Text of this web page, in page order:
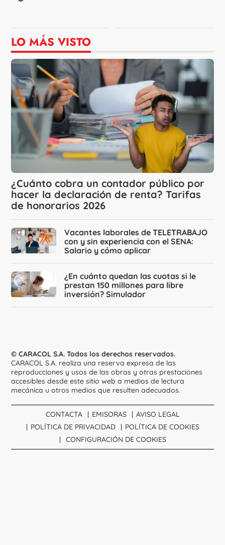
LO MÁS VISTO
¿Cuánto cobra un contador público por
hacer la declaración de renta? Tarifas
de honorarios 2026
Vacantes laborales de TELETRABAJO
con y sin experiencia con el SENA:
Salario y cómo aplicar
¿En cuánto quedan las cuotas si le
prestan 150 millones para libre
inversión? Simulador
© CARACOL S.A. Todos los derechos reservados.
CARACOL S.A. realiza una reserva expresa de las
reproducciones y usos de las obras y otras prestaciones
accesibles desde este sitio web a medios de lectura
mecánica u otros medios que resulten adecuados.
CONTACTA EMISORAS
AVISO LEGAL
POLÍTICA DE PRIVACIDAD
POLÍTICA DE COOKIES
CONFIGURACIÓN DE COOKIES